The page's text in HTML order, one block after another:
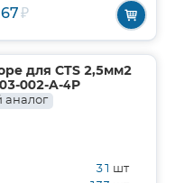
₽
для CTS 2,5мм2
002-A-4P
31 шт